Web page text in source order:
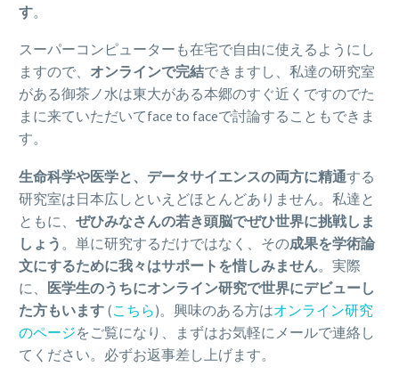
す。
スーパーコンピューターも在宅で自由に使えるようにし
ますので、 オンラインで完結できますし、私達の研究室
がある御茶ノ水は東大がある本郷のすぐ近くですのでた
まに来ていただいてface to faceで討論することもできま
す。
生命科学や医学と、データサイエンスの両方に精通する
研究室は日本広しといえどほとんどありません。私達と
ともに、 ぜひみなさんの若き頭脳でぜひ世界に挑戦しま
しょう 。単に研究するだけではなく、その成果を学術論
文にするために我々はサポートを惜しみません。実際
に、 医学生のうちにオンライン研究で世界にデビューし
た方もいます (こちら)。興味のある方はオンライン研究
のページをご覧になり、まずはお気軽にメールで連絡し
てください。必ずお返事差し上げます。